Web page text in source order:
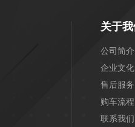
关于
公司简介
企业文化
售后服务
购车流程
联系我们